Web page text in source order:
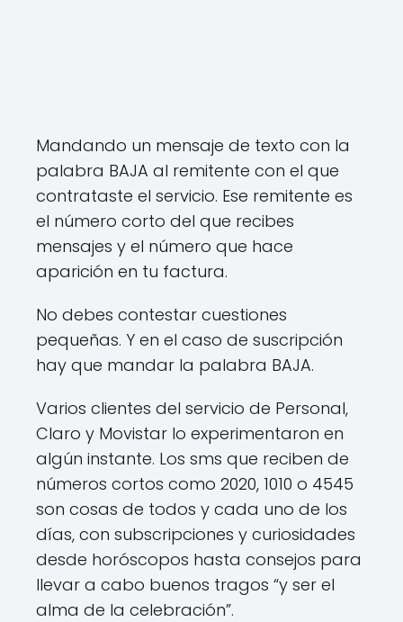
Mandando un mensaje de texto con la
palabra BAJA al remitente con el que
contrataste el servicio. Ese remitente es
el número corto del que recibes
mensajes y el número que hace
aparición en tu factura.
No debes contestar cuestiones
pequeñas. Y en el caso de suscripción
hay que mandar la palabra BAJA.
Varios clientes del servicio de Personal,
Claro y Movistar lo experimentaron en
algún instante. Los sms que reciben de
números cortos como 2020, 1010 o 4545
son cosas de todos y cada uno de los
días, con subscripciones y curiosidades
desde horóscopos hasta consejos para
llevar a cabo buenos tragos “y ser el
alma de la celebración”.